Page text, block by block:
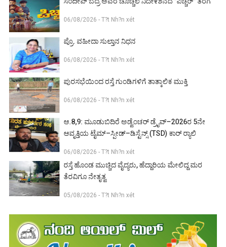
06/08/2026 - T?t Nh?n xét
ಪ್ರೊ. ವಹೀದಾ ಸುಲ್ತಾನ ನಿಧನ
06/08/2026 - T?t Nh?n xét
ಪುರಸಭೆಯಿಂದ ರಸ್ತೆ ಗುಂಡಿಗಳಿಗೆ ತಾತ್ಕಾಲಿಕ ಮುಕ್ತಿ
06/08/2026 - T?t Nh?n xét
ಆ.8,9: ಮೂಡುಬಿದಿರೆ ಅಡ್ವೆಂಚರ್ ಡ್ರೈವ್–2026ರ 5ನೇ
ಆವೃತ್ತಿಯ ಟೈಮ್–ಸ್ಪೀಡ್–ಡಿಸ್ಟೆನ್ಸ್ (TSD) ಕಾರ್ ರ‍್ಯಾಲಿ
06/08/2026 - T?t Nh?n xét
ರಸ್ತೆ ಹೊಂಡ ಮುಚ್ಚಿದ ವೈದ್ಯರು, ಹೆದ್ದಾರಿಯ ಮೇಲಿದ್ದ ಮರ
ತೆರವಿಗೂ ನೇತೃತ್ವ
05/08/2026 - T?t Nh?n xét